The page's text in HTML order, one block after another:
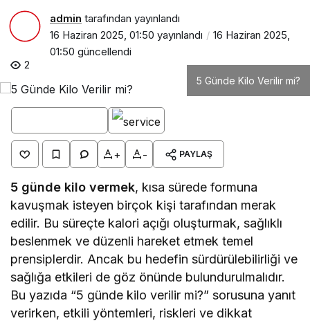
admin tarafından yayınlandı
16 Haziran 2025, 01:50 yayınlandı
16 Haziran 2025,
01:50 güncellendi
2
5 Günde Kilo Verilir mi?
+ - PAYLAŞ
5 günde kilo vermek, kısa sürede formuna
kavuşmak isteyen birçok kişi tarafından merak
edilir. Bu süreçte kalori açığı oluşturmak, sağlıklı
beslenmek ve düzenli hareket etmek temel
prensiplerdir. Ancak bu hedefin sürdürülebilirliği ve
sağlığa etkileri de göz önünde bulundurulmalıdır.
Bu yazıda “5 günde kilo verilir mi?” sorusuna yanıt
verirken, etkili yöntemleri, riskleri ve dikkat